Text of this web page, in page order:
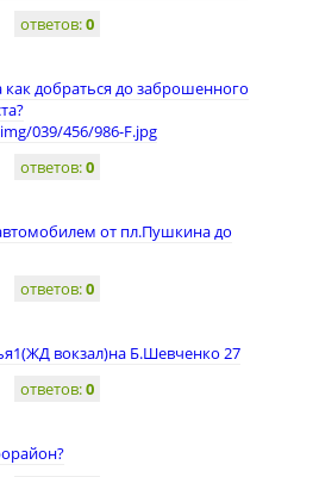
ответов:0
добраться до заброшенного
039/456/986-F.jpg
ответов:0
от пл.Пушкина до
ответов:0
вокзал)на Б.Шевченко 27
ответов:0